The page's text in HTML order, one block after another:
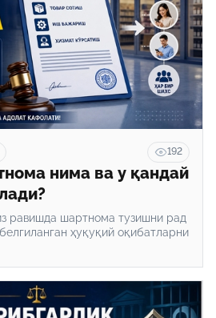
192
нима ва у қандай
равишда шартнома тузишни рад
ҳуқуқий оқибатларни